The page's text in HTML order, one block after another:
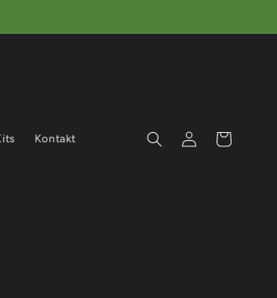
Kontakt EinloggenWarenkorb